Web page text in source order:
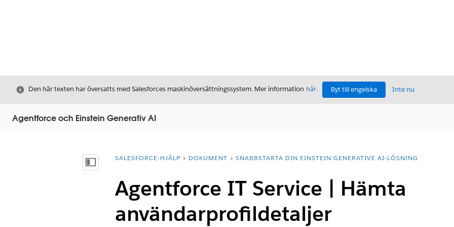
Stäng
Den här texten har översatts med Salesforces maskinöversättningssystem. Mer information här. Byt till engelska Inte nu
Agentforce och Einstein Generativ AI
Visa innehållsförteckning
Du är här:
SALESFORCE-HJÄLP DOKUMENT SNABBSTARTA DIN EINSTEIN GENERATIVE AI-LÖSNING
Agentforce IT Service | Hämta
användarprofildetaljer